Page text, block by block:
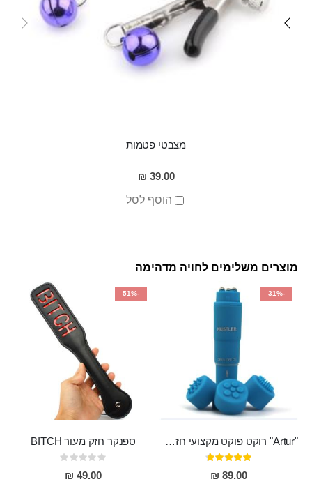
מצבטי פטמות
39.00 ₪
הוסף לסל
מוצרים משלימים לחויה מדהימה
-31%
"Artur" רוקט פוקט מקצועי חזק במיוחד
דירוג:
95%
89.00 ₪
-51%
ספנקר חזק מעור BITCH
Rating:
0%
49.00 ₪